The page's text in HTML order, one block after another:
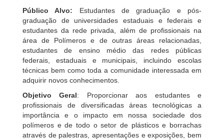
Público Alvo: Estudantes de graduação e pós-
graduação de universidades estaduais e federais e
estudantes da rede privada, além de profissionais na
área de Polímeros e de outras áreas relacionadas,
estudantes de ensino médio das redes públicas
federais, estaduais e municipais, incluindo escolas
técnicas bem como toda a comunidade interessada em
adquirir novos conhecimentos.
Objetivo Geral: Proporcionar aos estudantes e
profissionais de diversificadas áreas tecnológicas a
importância e o impacto em nossa sociedade dos
polímeros e de todo o setor de plásticos e borrachas
através de palestras, apresentações e exposições, bem